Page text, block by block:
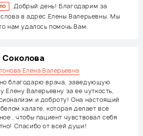
Добрый день! Благодарим за
в адрес Елены Валерьевны. Мы
нам удалось помочь Вам.
Соколова
Елена Валерьевна
благодарю врача, заведующую
Елену Валерьевну за ее чуткость,
и доброту! Она настоящий
халате, которая делает все
, чтобы пациент чувствовал себя
Спасибо от всей души!